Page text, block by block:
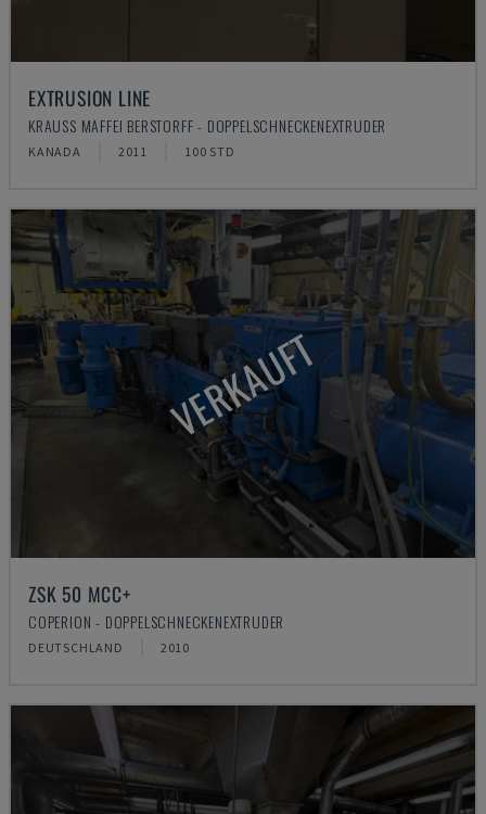
EXTRUSION LINE
KRAUSS MAFFEI BERSTORFF - DOPPELSCHNECKENEXTRUDER
KANADA 2011 100 STD
VERKAUFT
ZSK 50 MCC+
COPERION - DOPPELSCHNECKENEXTRUDER
DEUTSCHLAND 2010